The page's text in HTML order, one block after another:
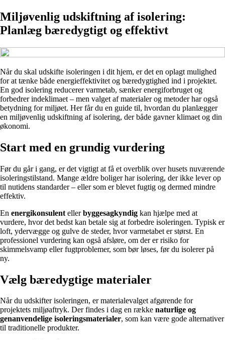
Miljøvenlig udskiftning af isolering:
Planlæg bæredygtigt og effektivt
Når du skal udskifte isoleringen i dit hjem, er det en oplagt mulighed
for at tænke både energieffektivitet og bæredygtighed ind i projektet.
En god isolering reducerer varmetab, sænker energiforbruget og
forbedrer indeklimaet – men valget af materialer og metoder har også
betydning for miljøet. Her får du en guide til, hvordan du planlægger
en miljøvenlig udskiftning af isolering, der både gavner klimaet og din
økonomi.
Start med en grundig vurdering
Før du går i gang, er det vigtigt at få et overblik over husets nuværende
isoleringstilstand. Mange ældre boliger har isolering, der ikke lever op
til nutidens standarder – eller som er blevet fugtig og dermed mindre
effektiv.
En energikonsulent ellerbyggesagkyndig kan hjælpe med at
vurdere, hvor det bedst kan betale sig at forbedre isoleringen. Typisk er
loft, ydervægge og gulve de steder, hvor varmetabet er størst. En
professionel vurdering kan også afsløre, om der er risiko for
skimmelsvamp eller fugtproblemer, som bør løses, før du isolerer på
ny.
Vælg bæredygtige materialer
Når du udskifter isoleringen, er materialevalget afgørende for
projektets miljøaftryk. Der findes i dag en række naturlige og
genanvendelige isoleringsmaterialer, som kan være gode alternativer
til traditionelle produkter.